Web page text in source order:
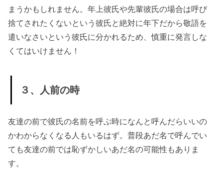
面によ
ってあ
だ名な
どを上
る
氏から
お願い
をされ
まうかもしれません。年上彼氏や先輩彼氏の場合は呼び
捨てされたくないという彼氏と絶対に年下だから敬語を
遣いなさいという彼氏に分かれるため、慎重に発言しな
くてはいけません！
３、人前の時
友達の前で彼氏の名前を呼ぶ時になんと呼んだらいいの
かわからなくなる人もいるはず。普段あだ名で呼んでい
ても友達の前では恥ずかしいあだ名の可能性もありま
す。